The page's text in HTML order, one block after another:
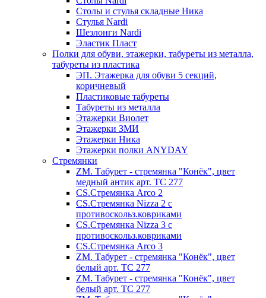
Столы и стулья складные Ника
Стулья Nardi
Шезлонги Nardi
Эластик Пласт
Полки для обуви, этажерки, табуреты из металла,
табуреты из пластика
ЭП. Этажерка для обуви 5 секций,
коричневый
Пластиковые табуреты
Табуреты из металла
Этажерки Виолет
Этажерки ЗМИ
Этажерки Ника
Этажерки полки ANYDAY
Стремянки
ZM. Табурет - стремянка "Конёк", цвет
медный антик арт. ТС 277
CS.Стремянка Arco 2
CS.Стремянка Nizza 2 с
противоскольз.ковриками
CS.Стремянка Nizza 3 с
противоскольз.ковриками
CS.Стремянка Arco 3
ZM. Табурет - стремянка "Конёк", цвет
белый арт. ТС 277
ZM. Табурет - стремянка "Конёк", цвет
белый арт. ТС 277